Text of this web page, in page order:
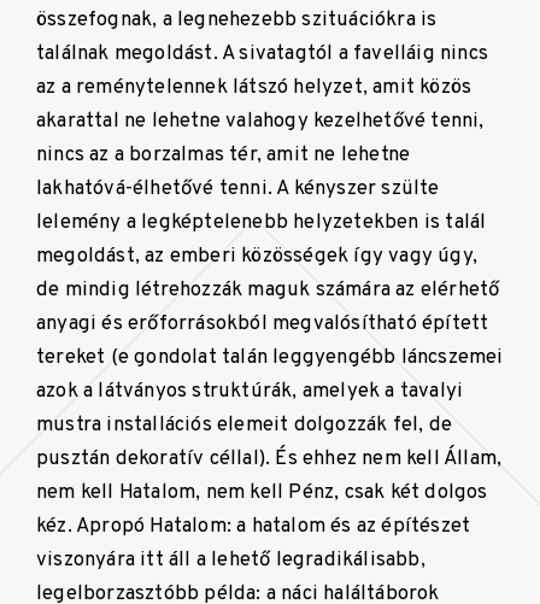
összefognak, a legnehezebb szituációkra is
találnak megoldást. A sivatagtól a favelláig nincs
az a reménytelennek látszó helyzet, amit közös
akarattal ne lehetne valahogy kezelhetővé tenni,
nincs az a borzalmas tér, amit ne lehetne
lakhatóvá-élhetővé tenni. A kényszer szülte
lelemény a legképtelenebb helyzetekben is talál
megoldást, az emberi közösségek így vagy úgy,
de mindig létrehozzák maguk számára az elérhető
anyagi és erőforrásokból megvalósítható épített
tereket (e gondolat talán leggyengébb láncszemei
azok a látványos struktúrák, amelyek a tavalyi
mustra installációs elemeit dolgozzák fel, de
pusztán dekoratív céllal). És ehhez nem kell Állam,
nem kell Hatalom, nem kell Pénz, csak két dolgos
kéz. Apropó Hatalom: a hatalom és az építészet
viszonyára itt áll a lehető legradikálisabb,
legelborzasztóbb példa: a náci haláltáborok